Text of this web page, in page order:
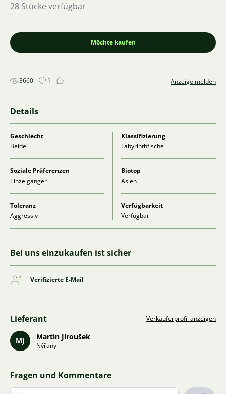
28 Stücke verfügbar
Möchte kaufen
3660 1 Anzeige melden
Details
Geschlecht
Beide
Klassifizierung
Labyrinthfische
Soziale Präferenzen
Einzelgänger
Biotop
Asien
Toleranz
Aggressiv
Verfügbarkeit
Verfügbar
Bei uns einzukaufen ist sicher
Verifizierte E-Mail
Lieferant Verkäuferprofil anzeigen
MJ Martin Jiroušek
Nýřany
Fragen und Kommentare